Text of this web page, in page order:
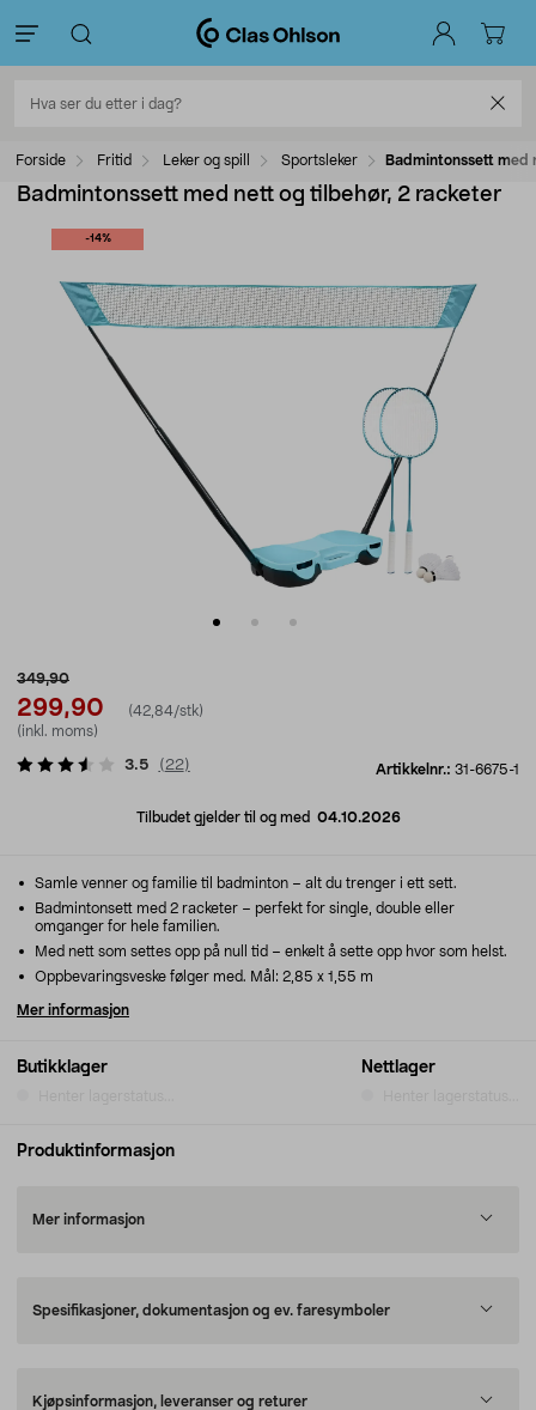
Forside Fritid Leker og spill Sportsleker Badmintonssett med
Badmintonssett med nett og tilbehør, 2 racketer
-14%
349,90
299,90
(42,84/stk)
(inkl. moms)
Artikkelnr.: 31-6675-1
3.5 ( 22)
Tilbudet gjelder til og med 04.10.2026
Butikklager Nettlager
Samle venner og familie til badminton – alt du trenger i ett sett.
Badmintonsett med 2 racketer – perfekt for single, double eller
omganger for hele familien.
Med nett som settes opp på null tid – enkelt å sette opp hvor som helst.
Oppbevaringsveske følger med. Mål: 2,85 x 1,55 m
Mer informasjon
Produktinformasjon
Mer informasjon
Spesifikasjoner, dokumentasjon og ev. faresymboler
Kjøpsinformasjon, leveranser og returer